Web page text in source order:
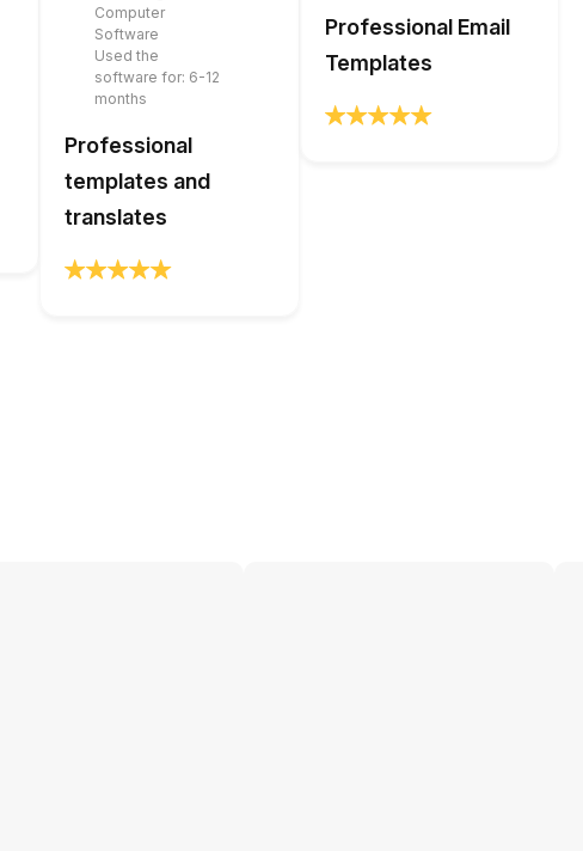
Computer
Software
Used the
software for: 6-12
months
Professional
templates and
translates
Professional Email
Templates